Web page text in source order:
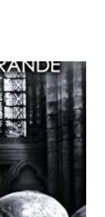
pensano,
piuttosto è lì
che
angeli, tipo
ibridi, si reca
nella
angeli puri,